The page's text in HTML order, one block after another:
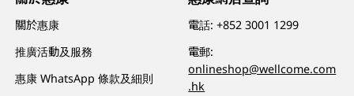
關於惠康
推廣活動及服務
惠康 WhatsApp 條款及細則
電話:+852 3001 1299
電郵:
onlineshop@wellcome.com
.hk